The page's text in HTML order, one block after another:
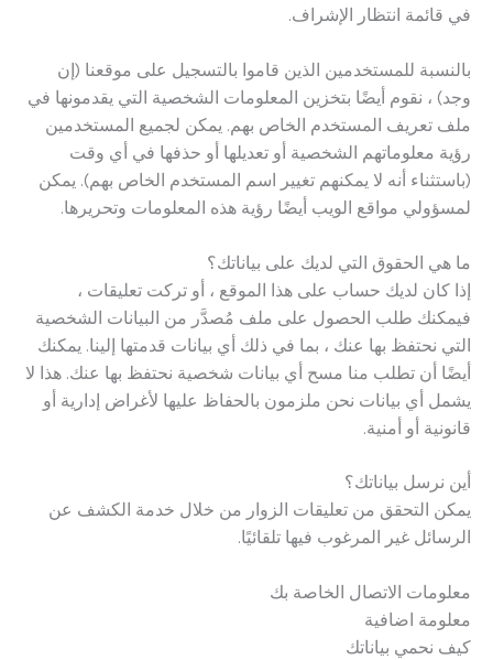
في قائمة انتظار الإشراف.
بالنسبة للمستخدمين الذين قاموا بالتسجيل على موقعنا (إن
وجد) ، نقوم أيضًا بتخزين المعلومات الشخصية التي يقدمونها في
ملف تعريف المستخدم الخاص بهم. يمكن لجميع المستخدمين
رؤية معلوماتهم الشخصية أو تعديلها أو حذفها في أي وقت
(باستثناء أنه لا يمكنهم تغيير اسم المستخدم الخاص بهم). يمكن
لمسؤولي مواقع الويب أيضًا رؤية هذه المعلومات وتحريرها.
ما هي الحقوق التي لديك على بياناتك؟
إذا كان لديك حساب على هذا الموقع ، أو تركت تعليقات ،
فيمكنك طلب الحصول على ملف مُصدَّر من البيانات الشخصية
التي نحتفظ بها عنك ، بما في ذلك أي بيانات قدمتها إلينا. يمكنك
أيضًا أن تطلب منا مسح أي بيانات شخصية نحتفظ بها عنك. هذا لا
يشمل أي بيانات نحن ملزمون بالحفاظ عليها لأغراض إدارية أو
قانونية أو أمنية.
أين نرسل بياناتك؟
يمكن التحقق من تعليقات الزوار من خلال خدمة الكشف عن
الرسائل غير المرغوب فيها تلقائيًا.
معلومات الاتصال الخاصة بك
معلومة اضافية
كيف نحمي بياناتك